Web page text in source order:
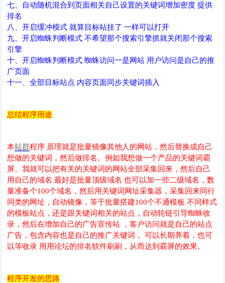
七、自动随机混合到页面相关自己设置的关键词增加密度 提供
排名
八、开启缓冲模式 就算目标站挂了 一样可以打开
九、开启蜘蛛判断模式 不希望那个搜索引擎抓就关闭那个搜索
引擎
十、开启蜘蛛判断模式 蜘蛛访问一是网站 用户访问是自己的推
广页面
十一、全部目标站点 内容页面同步关键词插入
总结程序用途
本站群程序 原理就是批量镜像其他人的网站，然后替换成自己
想做的关键词，然后做排名。例如我想做一个产品的关键词霸
屏。我就可以把有关的关键词的网站全部采集回来，然后自己
用自己的域名 最好是批量顶级域名 也可以加一些二级域名，数
量准备个100个域名，然后用关键词网址采集器，采集回来同行
同类的网址，自动镜像，等于批量搭建100个不通模板 不同样式
的模板站点，还是跟关键词相关的站点，自动轮链引导蜘蛛收
录，然后在增加自己的广告宣传站 ，客户访问就是自己的站点
广告，包含内容也是自己的推广关键词， 可以长期养着，也可
以等收录 用用论坛的排名软件刷刷，从而达到霸屏的效果。
程序开发的思路